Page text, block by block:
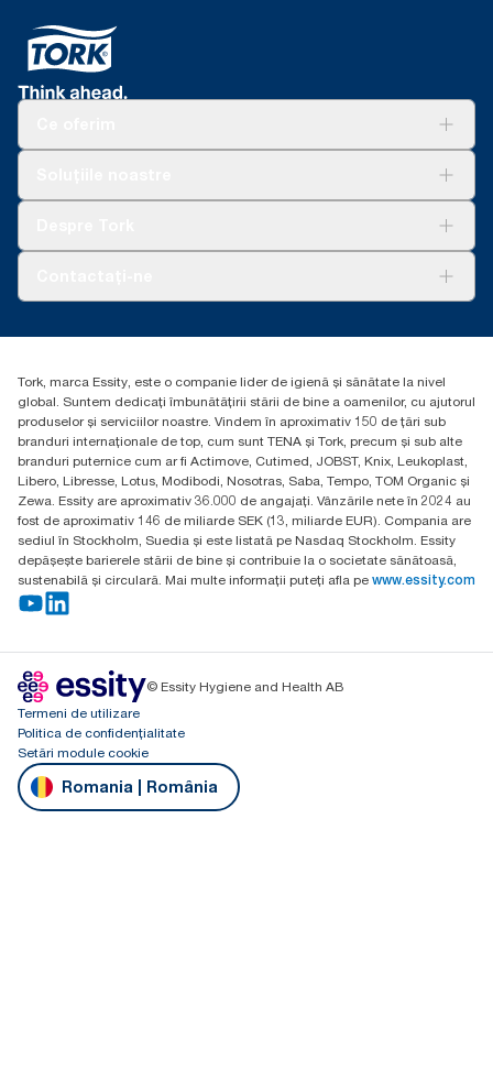
Essity Hungary Kft. Professional Hygiene
Budakeszi út 51.
Tork, marca Essity, este o companie lider de igienă și sănătate la nivel
global. Suntem dedicați îmbunătățirii stării de bine a oamenilor, cu ajutorul
produselor și serviciilor noastre. Vindem în aproximativ 150 de țări sub
branduri internaționale de top, cum sunt TENA și Tork, precum și sub alte
branduri puternice cum ar fi Actimove, Cutimed, JOBST, Knix, Leukoplast,
Libero, Libresse, Lotus, Modibodi, Nosotras, Saba, Tempo, TOM Organic și
Zewa. Essity are aproximativ 36.000 de angajați. Vânzările nete în 2024 au
fost de aproximativ 146 de miliarde SEK (13, miliarde EUR). Compania are
sediul în Stockholm, Suedia și este listată pe Nasdaq Stockholm. Essity
depășește barierele stării de bine și contribuie la o societate sănătoasă,
sustenabilă și circulară. Mai multe informații puteți afla pe www.essity.com
© Essity Hygiene and Health AB
Termeni de utilizare
Politica de confidențialitate
Setări module cookie
Romania | România